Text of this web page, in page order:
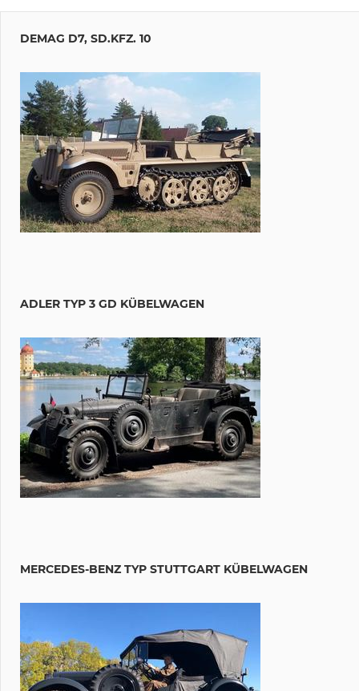
DEMAG D7, SD.KFZ. 10
ADLER TYP 3 GD KÜBELWAGEN
MERCEDES-BENZ TYP STUTTGART KÜBELWAGEN